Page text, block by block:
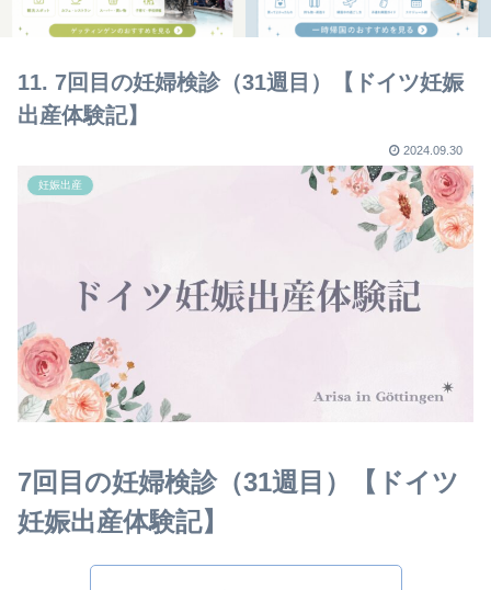
11. 7回目の妊婦検診（31週目）【ドイツ妊娠
出産体験記】
2024.09.30
妊娠出産
7回目の妊婦検診（31週目）【ドイツ
妊娠出産体験記】